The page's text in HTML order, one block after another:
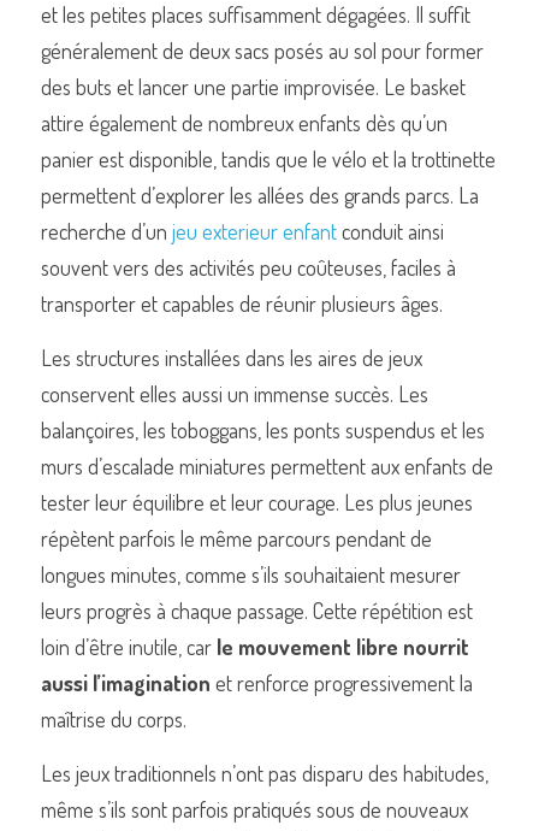
et les petites places suffisamment dégagées. Il suffit
généralement de deux sacs posés au sol pour former
des buts et lancer une partie improvisée. Le basket
attire également de nombreux enfants dès qu’un
panier est disponible, tandis que le vélo et la trottinette
permettent d’explorer les allées des grands parcs. La
recherche d’un jeu exterieur enfant conduit ainsi
souvent vers des activités peu coûteuses, faciles à
transporter et capables de réunir plusieurs âges.
Les structures installées dans les aires de jeux
conservent elles aussi un immense succès. Les
balançoires, les toboggans, les ponts suspendus et les
murs d’escalade miniatures permettent aux enfants de
tester leur équilibre et leur courage. Les plus jeunes
répètent parfois le même parcours pendant de
longues minutes, comme s’ils souhaitaient mesurer
leurs progrès à chaque passage. Cette répétition est
loin d’être inutile, car le mouvement libre nourrit
aussi l’imagination et renforce progressivement la
maîtrise du corps.
Les jeux traditionnels n’ont pas disparu des habitudes,
même s’ils sont parfois pratiqués sous de nouveaux